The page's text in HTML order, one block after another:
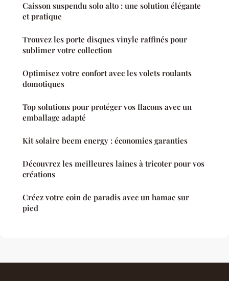
Caisson suspendu solo alto : une solution élégante
et pratique
Trouvez les porte disques vinyle raffinés pour
sublimer votre collection
Optimisez votre confort avec les volets roulants
domotiques
Top solutions pour protéger vos flacons avec un
emballage adapté
Kit solaire beem energy : économies garanties
Découvrez les meilleures laines à tricoter pour vos
créations
Créez votre coin de paradis avec un hamac sur
pied